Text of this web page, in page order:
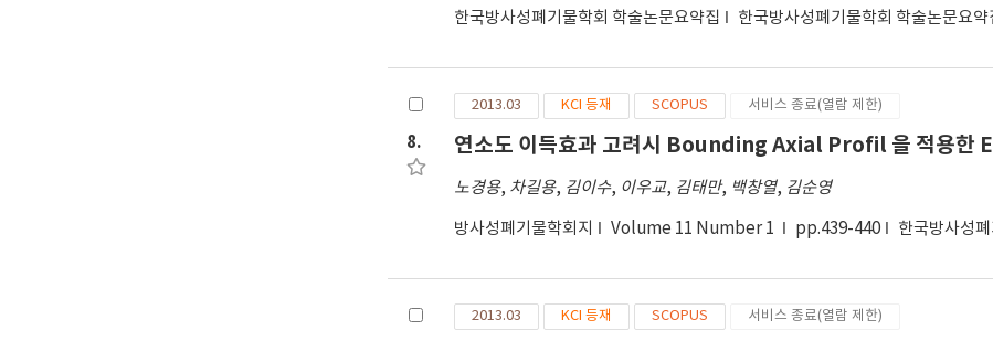
한국방사성폐기물학회 학술논문요약집 한국방사성폐기물학회 학술논문요
8.
2013.03 KCI 등재 SCOPUS 서비스 종료(열람 제한)
연소도 이득효과 고려시 Bounding Axial Profil 을 적용한
노경용, 차길용, 김이수, 이우교, 김태만, 백창열, 김순영
방사성폐기물학회지 Volume 11 Number 1 pp.439-440 한국방사성폐
2013.03 KCI 등재 SCOPUS 서비스 종료(열람 제한)